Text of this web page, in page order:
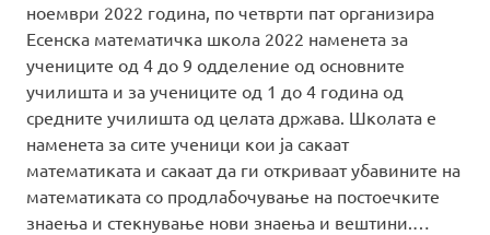
ноември 2022 година, по четврти пат организира
Есенска математичка школа 2022 наменета за
учениците од 4 до 9 одделение од основните
училишта и за учениците од 1 до 4 година од
средните училишта од целата држава. Школата е
наменета за сите ученици кои ја сакаат
математиката и сакаат да ги откриваат убавините на
математиката со продлабочување на постоечките
знаења и стекнување нови знаења и вештини.…